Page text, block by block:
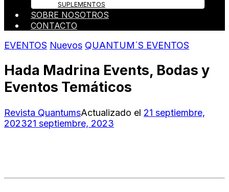
SUPLEMENTOS
SOBRE NOSOTROS
CONTACTO
EVENTOS Nuevos QUANTUM´S EVENTOS
Hada Madrina Events, Bodas y
Eventos Temáticos
Revista QuantumsActualizado el 21 septiembre,
202321 septiembre, 2023